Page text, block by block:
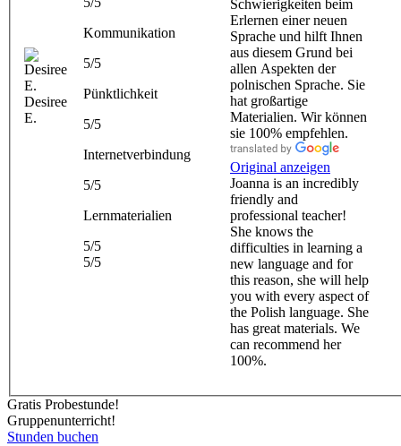
Desiree
E.
Kommunikation
5/5
Pünktlichkeit
5/5
Internetverbindung
5/5
Lernmaterialien
5/5
5/5
Schwierigkeiten beim
Erlernen einer neuen
Sprache und hilft Ihnen
aus diesem Grund bei
allen Aspekten der
polnischen Sprache. Sie
hat großartige
Materialien. Wir können
sie 100% empfehlen.
Original anzeigen
Joanna is an incredibly
friendly and
professional teacher!
She knows the
difficulties in learning a
new language and for
this reason, she will help
you with every aspect of
the Polish language. She
has great materials. We
can recommend her
100%.
Gratis Probestunde!
Gruppenunterricht!
Stunden buchen